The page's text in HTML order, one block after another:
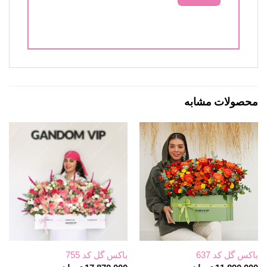
محصولات مشابه
باکس گل کد 637
باکس گل کد 755